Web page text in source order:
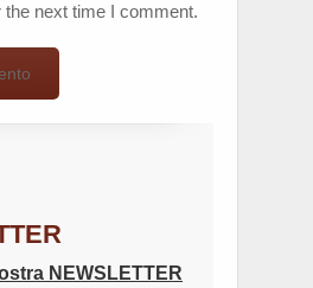
next time I comment.
NEWSLETTER